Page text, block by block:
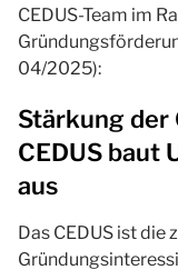
CEDUS-Team im
04/2025):
Stärkung der
CEDUS baut
aus
Das CEDUS ist die